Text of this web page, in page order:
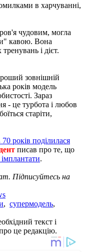
в харчуванні,
чудовим, могла
кавою. Вона
і дієт.
зовнішній
років модель
Зараз
- це турбота і любов
старіти,
років поділилася
писав про те, що
.
Підписуйтесь на
, супермодель,
текст і
це редакцію.